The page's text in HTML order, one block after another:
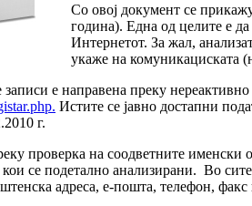
Со овој документ се
година). Една од целите е
Интернетот. За жал,
укаже на комуникациската
записи е направена преку
Истите се јавно достапни
г.
проверка на соодветните
се подетално анализирани. Во
адреса, е-пошта, телефон,